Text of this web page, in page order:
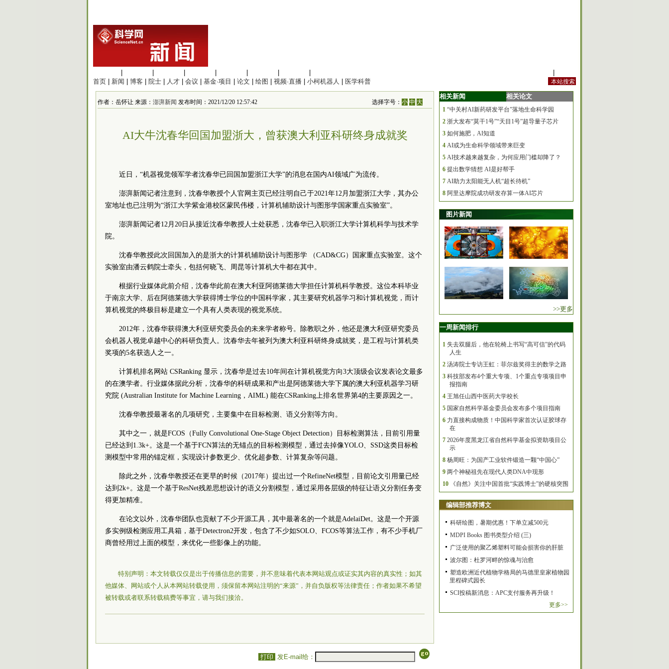
首页
新闻 博客 院士 人才 会议 基金·项目 论文 绘图 视频·直播 小柯机器人 医学科普
作者：岳怀让 来源： 澎湃新闻 发布时间：2021/12/20 12:57:42 选择字号：小 中 大
AI大牛沈春华回国加盟浙大，曾获澳大利亚科研终身成就奖
近日，“机器视觉领军学者沈春华已回国加盟浙江大学”的消息在国内AI领域广为流传。
澎湃新闻记者注意到，沈春华教授个人官网主页已经注明自己于2021年12月加盟浙江大学，其办公
室地址也已注明为“浙江大学紫金港校区蒙民伟楼，计算机辅助设计与图形学国家重点实验室”。
澎湃新闻记者12月20日从接近沈春华教授人士处获悉，沈春华已入职浙江大学计算机科学与技术学
院。
沈春华教授此次回国加入的是浙大的计算机辅助设计与图形学 （CAD&CG）国家重点实验室。这个
实验室由潘云鹤院士牵头，包括何晓飞、周昆等计算机大牛都在其中。
根据行业媒体此前介绍，沈春华此前在澳大利亚阿德莱德大学担任计算机科学教授。这位本科毕业
于南京大学、后在阿德莱德大学获得博士学位的中国科学家，其主要研究机器学习和计算机视觉，而计
算机视觉的终极目标是建立一个具有人类表现的视觉系统。
2012年，沈春华获得澳大利亚研究委员会的未来学者称号。除教职之外，他还是澳大利亚研究委员
会机器人视觉卓越中心的科研负责人。沈春华去年被列为澳大利亚科研终身成就奖，是工程与计算机类
奖项的5名获选人之一。
计算机排名网站 CSRanking 显示，沈春华是过去10年间在计算机视觉方向3大顶级会议发表论文最多
的在澳学者。行业媒体据此分析，沈春华的科研成果和产出是阿德莱德大学下属的澳大利亚机器学习研
究院 (Australian Institute for Machine Learning，AIML) 能在CSRanking上排名世界第4的主要原因之一。
沈春华教授最著名的几项研究，主要集中在目标检测、语义分割等方向。
其中之一，就是FCOS（Fully Convolutional One-Stage Object Detection）目标检测算法，目前引用量
已经达到1.3k+。这是一个基于FCN算法的无锚点的目标检测模型，通过去掉像YOLO、SSD这类目标检
测模型中常用的锚定框，实现设计参数更少、优化超参数、计算复杂等问题。
除此之外，沈春华教授还在更早的时候（2017年）提出过一个RefineNet模型，目前论文引用量已经
达到2k+。这是一个基于ResNet残差思想设计的语义分割模型，通过采用各层级的特征让语义分割任务变
得更加精准。
在论文以外，沈春华团队也贡献了不少开源工具，其中最著名的一个就是AdelaiDet。这是一个开源
多实例级检测应用工具箱，基于Detectron2开发，包含了不少如SOLO、FCOS等算法工作，有不少手机厂
商曾经用过上面的模型，来优化一些影像上的功能。
特别声明：本文转载仅仅是出于传播信息的需要，并不意味着代表本网站观点或证实其内容的真实性；如其
他媒体、网站或个人从本网站转载使用，须保留本网站注明的“来源”，并自负版权等法律责任；作者如果不希望
被转载或者联系转载稿费等事宜，请与我们接洽。
打印 发E-mail给：
相关新闻 相关论文
1 “中关村AI新药研发平台”落地生命科学园
2 浙大发布“莫干1号”“天目1号”超导量子芯片
3 如何施肥，AI知道
4 AI或为生命科学领域带来巨变
5 AI技术越来越复杂，为何应用门槛却降了？
6 提出数学猜想 AI是好帮手
7 AI助力太阳能无人机“超长待机”
8 阿里达摩院成功研发存算一体AI芯片
图片新闻
>>更多
一周新闻排行
1 失去双腿后，他在轮椅上书写“高可信”的代码
人生
2 汤涛院士专访王虹：菲尔兹奖得主的数学之路
3 科技部发布4个重大专项、1个重点专项项目申
报指南
4 王旭任山西中医药大学校长
5 国家自然科学基金委员会发布多个项目指南
6 力直接构成物质！中国科学家首次认证胶球存
在
7 2026年度黑龙江省自然科学基金拟资助项目公
示
8 杨周旺：为国产工业软件锻造一颗“中国心”
9 两个神秘祖先在现代人类DNA中现形
10
《自然》关注中国首批“实践博士”的硬核突围
编辑部推荐博文
科研绘图，暑期优惠！下单立减500元
MDPI Books 图书类型介绍 (三)
广泛使用的聚乙烯塑料可能会损害你的肝脏
波尔图：杜罗河畔的惊魂与治愈
塑造欧洲近代植物学格局的马德里皇家植物园
里程碑式园长
SCI投稿新消息：APC支付服务再升级！
更多>>